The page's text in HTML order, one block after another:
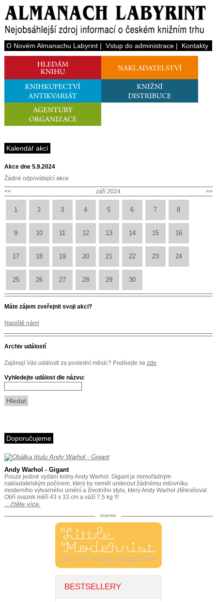
O Novém Almanachu Labyrint| Vstup do administrace| Kontakty
Kalendář akcí
Akce dne 5.9.2024
Žádné odpovídající akce
<<
>>
září 2024
1 2 3 4 5 6 7 8
9 10 11 12 13 14 15 16
17 18 19 20 21 22 23 24
25 26 27 28 29 30
Máte zájem zveřejnit svoji akci?
Napiště nám!
Archiv událostí
Zajímají Vás události za poslední měsíc? Podívejte se zde.
Vyhledejte událost dle názvu:
Doporučujeme
Andy Warhol - Gigant
Pouze jediné vydání knihy Andy Warhol: Gigant je mimořádným
nakladatelským počinem, který by neměl uniknout žádnému milovníku
moderního výtvarného umění a životního stylu, který Andy Warhol ztělesňoval.
Obří svazek měří 43 x 33 cm a váží 7,5 kg !!!
…čtěte více.
inzerce